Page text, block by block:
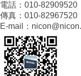
電話：010-82909520
傳真：010-82967520
E-mail：